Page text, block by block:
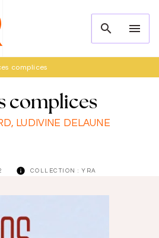
search menu
complices
complices
, LUDIVINE DELAUNE
info COLLECTION : YRA